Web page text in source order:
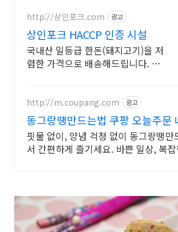
http://상인포크.com 광고
상인포크 HACCP 인증 시설
국내산 일등급 한돈(돼지고기)을 저
렴한 가격으로 배송해드립니다. 중
이내 배송)
http://m.coupang.com 광고
동그랑땡만드는법 쿠팡 오늘주문
배송
핏물 없이, 양념 걱정 없이 동그랑땡만
서 간편하게 즐기세요. 바쁜 일상, 복